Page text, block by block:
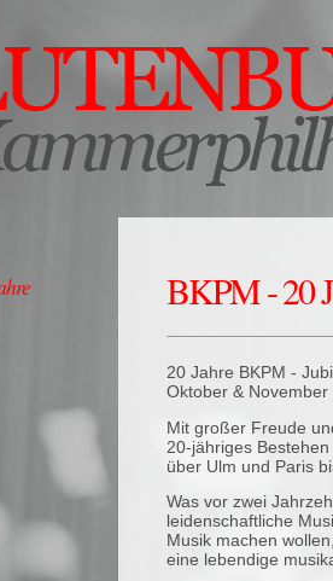
BKPM - 20
20 Jahre BKPM -
Oktober & November
Mit großer Freude
20-jähriges
über Ulm und Paris
Was vor zwei
leidenschaftliche
Musik machen
eine lebendige